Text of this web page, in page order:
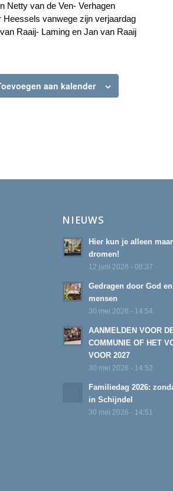
Netty van de Ven- Verhagen
Heessels vanwege zijn verjaardag
Raaij- Laming en Jan van Raaij
aan kalender
NIEUWS
Hier kun je alleen
dromen!
12 juni 2026 - 08:37
Gedragen door God
mensen
30 mei 2026 - 14:54
AANMELDEN VOOR
COMMUNIE OF HET
VOOR 2027
30 mei 2026 - 14:52
Familiedag 2026:
in Schijndel
30 mei 2026 - 14:51